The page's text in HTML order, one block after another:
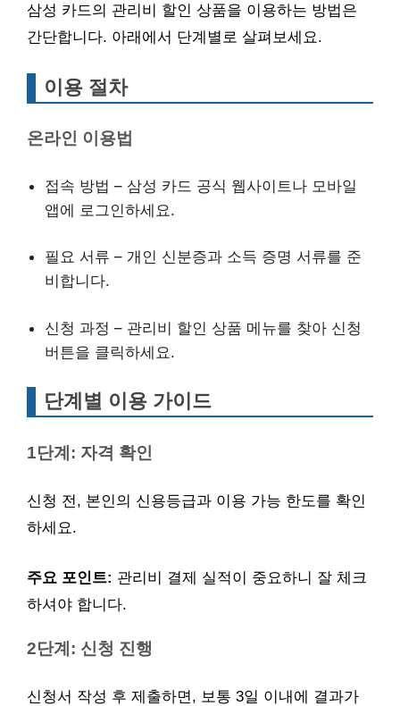
삼성 카드의 관리비 할인 상품을 이용하는 방법은
간단합니다. 아래에서 단계별로 살펴보세요.
이용 절차
온라인 이용법
접속 방법 – 삼성 카드 공식 웹사이트나 모바일
앱에 로그인하세요.
필요 서류 – 개인 신분증과 소득 증명 서류를 준
비합니다.
신청 과정 – 관리비 할인 상품 메뉴를 찾아 신청
버튼을 클릭하세요.
단계별 이용 가이드
1단계: 자격 확인
신청 전, 본인의 신용등급과 이용 가능 한도를 확인
하세요.
주요 포인트: 관리비 결제 실적이 중요하니 잘 체크
하셔야 합니다.
2단계: 신청 진행
신청서 작성 후 제출하면, 보통 3일 이내에 결과가